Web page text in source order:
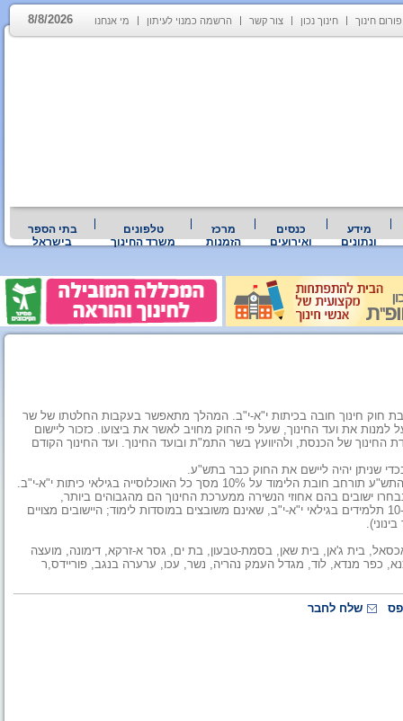
פורום חינוך חינוך נכון צור קשר הרשמה כמנוי לעיתון מי אנחנו 8/8/2026
מידע
ונתונים
כנסים
ואירועים
מרכז
הזמנות
טלפונים
משרד החינוך
בתי הספר
בישראל
חוק חינוך חובה בכיתות י"א-י"ב. המהלך מתאפשר בעקבות החלטתו של שר
למנות את ועד החינוך, שעל פי החוק מחויב לאשר את ביצועו. כזכור ליישום
של הכנסת, ולהיוועץ בשר התמ"ת ובועד החינוך. ועד החינוך הקודם
שניתן יהיה ליישם את החוק כבר בתש"ע.
חוק לימוד חובה (תיקון 29), התשס"ז-2007, קבע כי בשנת הלימודים התש"ע תורחב חובת הלימוד על 10% מסך כל האוכלוסייה בגילאי כיתות י"א-י"ב.
ישובים בהם אחוזי הנשירה ממערכת החינוך הם מהגבוהים ביותר,
ומתקיימים בהם שני התנאים הבאים: רשומים בכל אחד מהם יותר מ-10 תלמידים בגילאי י"א-י"ב, שאינם משובצים במוסדות לימוד; היישובים מצויים
בית ג'אן, בית שאן, בסמת-טבעון, בת ים, גסר א-זרקא, דימונה, מועצה
כפר מנדא, לוד, מגדל העמק נהריה, נשר, עכו, ערערה בנגב, פוריידס,ר
שלח לחבר